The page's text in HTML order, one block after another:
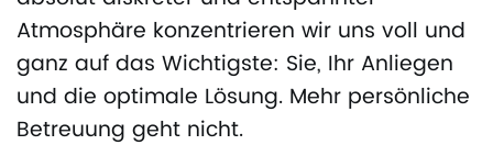
Atmosphäre konzentrieren wir uns voll und
ganz auf das Wichtigste: Sie, Ihr Anliegen
und die optimale Lösung. Mehr persönliche
Betreuung geht nicht.